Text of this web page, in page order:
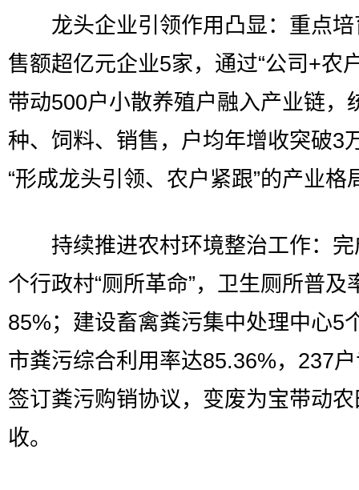
龙头企业引领作用凸显：重点培
售额超亿元企业5家，通过“公司+农
带动500户小散养殖户融入产业链，
种、饲料、销售，户均年增收突破3
“形成龙头引领、农户紧跟”的产业格
持续推进农村环境整治工作：完
个行政村“厕所革命”，卫生厕所普及
85%；建设畜禽粪污集中处理中心5
市粪污综合利用率达85.36%，237
签订粪污购销协议，变废为宝带动
收。